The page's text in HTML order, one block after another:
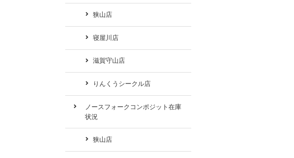
狭山店
寝屋川店
滋賀守山店
りんくうシークル店
ノースフォークコンポジット在庫
状況
狭山店